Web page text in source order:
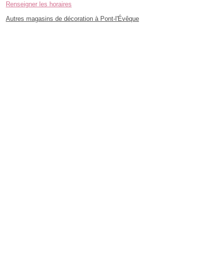
Renseigner les horaires
Autres magasins de décoration à Pont-l'Évêque